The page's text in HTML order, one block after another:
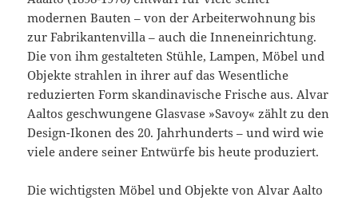
modernen Bauten – von der Arbeiterwohnung bis
zur Fabrikantenvilla – auch die Inneneinrichtung.
Die von ihm gestalteten Stühle, Lampen, Möbel und
Objekte strahlen in ihrer auf das Wesentliche
reduzierten Form skandinavische Frische aus. Alvar
Aaltos geschwungene Glasvase »Savoy« zählt zu den
Design-Ikonen des 20. Jahrhunderts – und wird wie
viele andere seiner Entwürfe bis heute produziert.
Die wichtigsten Möbel und Objekte von Alvar Aalto